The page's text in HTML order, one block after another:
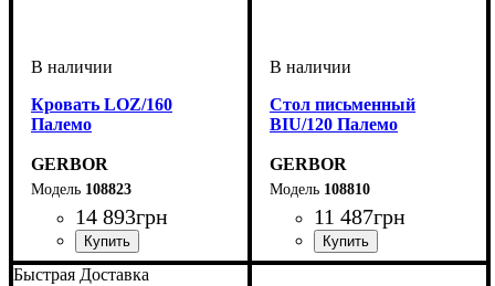
Кровать LOZ/160
Палемо
GERBOR
108823
14 893грн
Cтол письменный
BIU/120 Палемо
GERBOR
108810
11 487грн
Быстрая Доставка